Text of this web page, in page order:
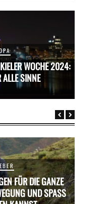
WOCHE 2024:
ALLE SINNE
FÜR DIE GANZE
UND SPASS K